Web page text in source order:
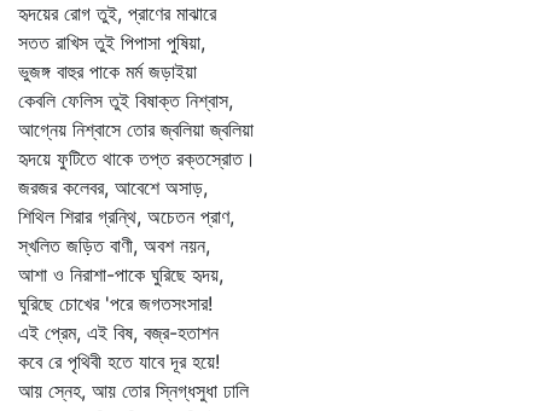
হৃদয়ের রোগ তুই, প্রাণের মাঝারে
সতত রাখিস তুই পিপাসা পুষিয়া,
ভুজঙ্গ বাহুর পাকে মর্ম জড়াইয়া
কেবলি ফেলিস তুই বিষাক্ত নিশ্বাস,
আগ্নেয় নিশ্বাসে তোর জ্বলিয়া জ্বলিয়া
হৃদয়ে ফুটিতে থাকে তপ্ত রক্তস্রোত।
জরজর কলেবর, আবেশে অসাড়,
শিথিল শিরার গ্রন্থি, অচেতন প্রাণ,
স্খলিত জড়িত বাণী, অবশ নয়ন,
আশা ও নিরাশা-পাকে ঘুরিছে হৃদয়,
ঘুরিছে চোখের 'পরে জগতসংসার!
এই প্রেম, এই বিষ, বজ্র-হতাশন
কবে রে পৃথিবী হতে যাবে দূর হয়ে!
আয় স্নেহ, আয় তোর স্নিগ্ধসুধা ঢালি